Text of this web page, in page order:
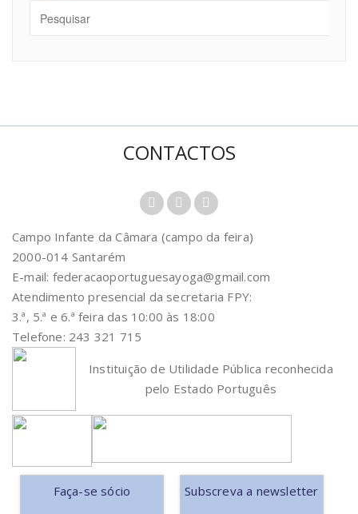
CONTACTOS
Campo Infante da Câmara (campo da feira)
2000-014 Santarém
E-mail: federacaoportuguesayoga@gmail.com
Atendimento presencial da secretaria FPY:
3.ª, 5.ª e 6.ª feira das 10:00 às 18:00
Telefone: 243 321 715
Instituição de Utilidade Pública reconhecida
pelo Estado Português
Faça-se sócio Subscreva a newsletter